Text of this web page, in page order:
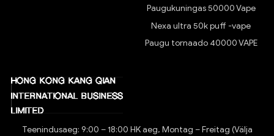
Paugukuningas 50000 Vape
Nexa ultra 50k puff -vape
Paugu tornaado 40000 VAPE
Teenindusaeg: 9:00 – 18:00 HK aeg, Montag – Freitag (Välja